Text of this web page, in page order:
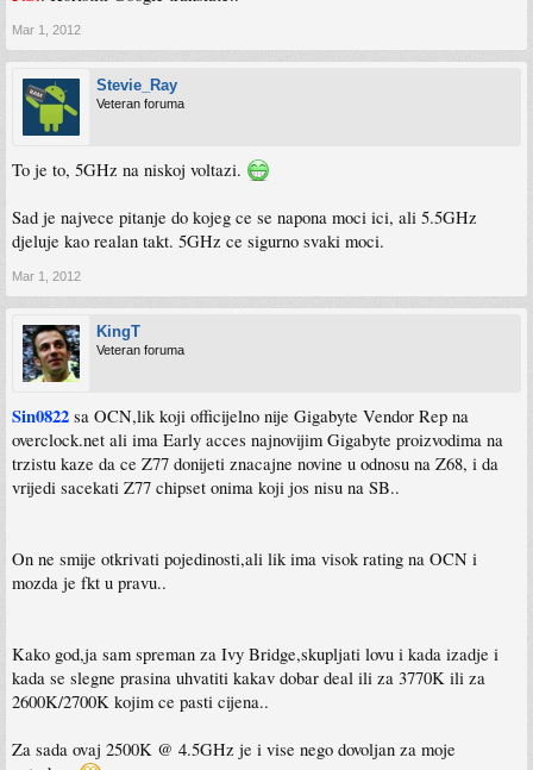
Mar 1, 2012
Stevie_Ray
Veteran foruma
To je to, 5GHz na niskoj voltazi.
Sad je najvece pitanje do kojeg ce se napona moci ici, ali 5.5GHz
djeluje kao realan takt. 5GHz ce sigurno svaki moci.
Mar 1, 2012
KingT
Veteran foruma
Sin0822 sa OCN,lik koji officijelno nije Gigabyte Vendor Rep na
overclock.net ali ima Early acces najnovijim Gigabyte proizvodima na
trzistu kaze da ce Z77 donijeti znacajne novine u odnosu na Z68, i da
vrijedi sacekati Z77 chipset onima koji jos nisu na SB..
On ne smije otkrivati pojedinosti,ali lik ima visok rating na OCN i
mozda je fkt u pravu..
Kako god,ja sam spreman za Ivy Bridge,skupljati lovu i kada izadje i
kada se slegne prasina uhvatiti kakav dobar deal ili za 3770K ili za
2600K/2700K kojim ce pasti cijena..
Za sada ovaj 2500K @ 4.5GHz je i vise nego dovoljan za moje